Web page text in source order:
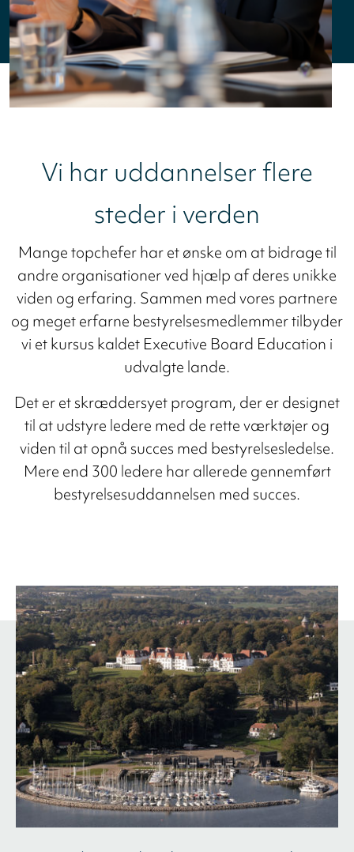
Vi har uddannelser flere
steder i verden
Mange topchefer har et ønske om at bidrage til
andre organisationer ved hjælp af deres unikke
viden og erfaring. Sammen med vores partnere
og meget erfarne bestyrelsesmedlemmer tilbyder
vi et kursus kaldet Executive Board Education i
udvalgte lande.
Det er et skræddersyet program, der er designet
til at udstyre ledere med de rette værktøjer og
viden til at opnå succes med bestyrelsesledelse.
Mere end 300 ledere har allerede gennemført
bestyrelsesuddannelsen med succes.